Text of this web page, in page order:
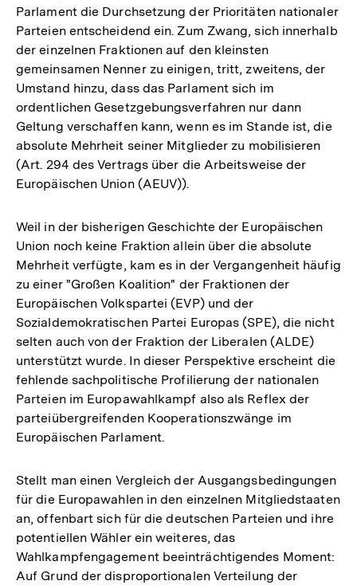
Parlament die Durchsetzung der Prioritäten nationaler
Parteien entscheidend ein. Zum Zwang, sich innerhalb
der einzelnen Fraktionen auf den kleinsten
gemeinsamen Nenner zu einigen, tritt, zweitens, der
Umstand hinzu, dass das Parlament sich im
ordentlichen Gesetzgebungsverfahren nur dann
Geltung verschaffen kann, wenn es im Stande ist, die
absolute Mehrheit seiner Mitglieder zu mobilisieren
(Art. 294 des Vertrags über die Arbeitsweise der
Europäischen Union (AEUV)).
Weil in der bisherigen Geschichte der Europäischen
Union noch keine Fraktion allein über die absolute
Mehrheit verfügte, kam es in der Vergangenheit häufig
zu einer "Großen Koalition" der Fraktionen der
Europäischen Volkspartei (EVP) und der
Sozialdemokratischen Partei Europas (SPE), die nicht
selten auch von der Fraktion der Liberalen (ALDE)
unterstützt wurde. In dieser Perspektive erscheint die
fehlende sachpolitische Profilierung der nationalen
Parteien im Europawahlkampf also als Reflex der
parteiübergreifenden Kooperationszwänge im
Europäischen Parlament.
Stellt man einen Vergleich der Ausgangsbedingungen
für die Europawahlen in den einzelnen Mitgliedstaaten
an, offenbart sich für die deutschen Parteien und ihre
potentiellen Wähler ein weiteres, das
Wahlkampfengagement beeinträchtigendes Moment:
Auf Grund der disproportionalen Verteilung der